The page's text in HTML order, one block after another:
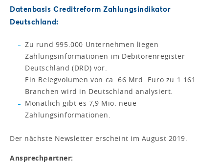
Datenbasis Creditreform Zahlungsindikator
Deutschland:
Zu rund 995.000 Unternehmen liegen
Zahlungsinformationen im Debitorenregister
Deutschland (DRD) vor.
Ein Belegvolumen von ca. 66 Mrd. Euro zu 1.161
Branchen wird in Deutschland analysiert.
Monatlich gibt es 7,9 Mio. neue
Zahlungsinformationen.
Der nächste Newsletter erscheint im August 2019.
Ansprechpartner: